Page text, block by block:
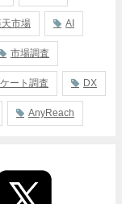
天市場 AI
市場調査
ート調査 DX
AnyReach